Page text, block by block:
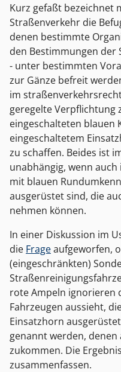
Kurz gefaßt bezeichnet
Straßenverkehr die
denen bestimmte
den Bestimmungen der
- unter bestimmten
zur Gänze befreit
im
geregelte Verpflichtung
eingeschalteten blauen
eingeschaltetem
zu schaffen. Beides ist
unabhängig, wenn
mit blauen
ausgerüstet sind, die
nehmen können.
In einer Diskussion im
die Frageaufgeworfen,
(eingeschränkten)
rote Ampeln ignorieren
Fahrzeugen aussieht,
Einsatzhorn
genannt werden,
zukommen. Die
zusammenfassen.